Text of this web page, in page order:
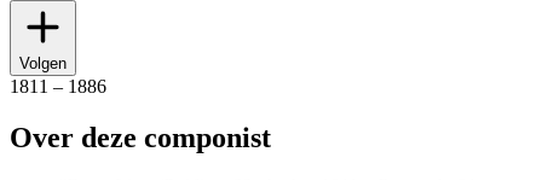
Volgen
1811 – 1886
Over deze componist